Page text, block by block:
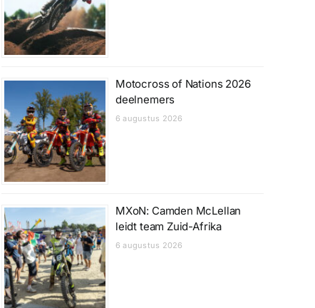
Motocross of Nations 2026
deelnemers
6 augustus 2026
MXoN: Camden McLellan
leidt team Zuid-Afrika
6 augustus 2026